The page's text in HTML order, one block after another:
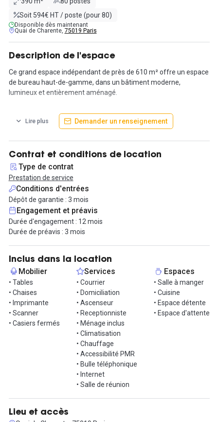
Soit 594€ HT / poste (pour 80)
Disponible dès maintenant
Quai de Charente, 75019 Paris
Description de l'espace
Ce grand espace indépendant de près de 610 m² offre un espace
de bureau haut-de-gamme, dans un bâtiment moderne,
lumineux et entièrement aménagé.
Il est parfait lorsque l'on recherche un espace privatif et calme
pour son activité professionnelle. Le quartier est dynamique et
Situé entre les stations de métro Corentin Cariou et Porte de la
Villette, vous pourrez profiter du Parc de la Villette pour vos
sessions sportives de la journée, ou simplement pour vous
ressourcer.
Contactez-nous dès maintenant pour organiser une visite de cet
espace de standing !
Informations complémentaires sur cet espace de
Lire plus Demander un renseignement
Contrat et conditions de location
Type de contrat
Prestation de service
Conditions d'entrées
Dépôt de garantie : 3 mois
Engagement et préavis
Durée d'engagement : 12 mois
Durée de préavis : 3 mois
Inclus dans la location
Mobilier
• Tables
• Chaises
• Imprimante
• Scanner
• Casiers fermés
Services
• Courrier
• Domiciliation
• Ascenseur
• Receptionniste
• Ménage inclus
• Climatisation
• Chauffage
• Accessibilité PMR
• Bulle téléphonique
• Internet
• Salle de réunion
Espaces
• Salle à manger
• Cuisine
• Espace détente
• Espace d'attente
Lieu et accès